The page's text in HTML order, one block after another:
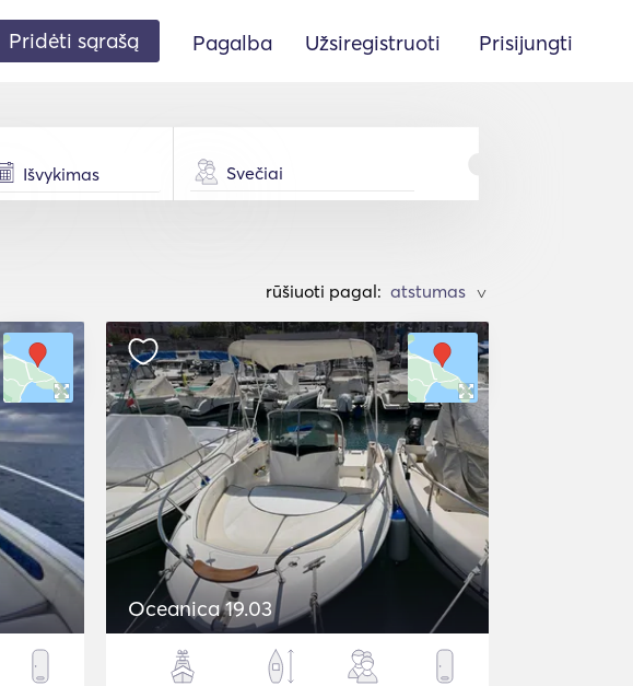
Pridėti sąrašą Pagalba Užsiregistruoti Prisijungti
Svečiai
rūšiuoti pagal: >
Oceanica 19.03